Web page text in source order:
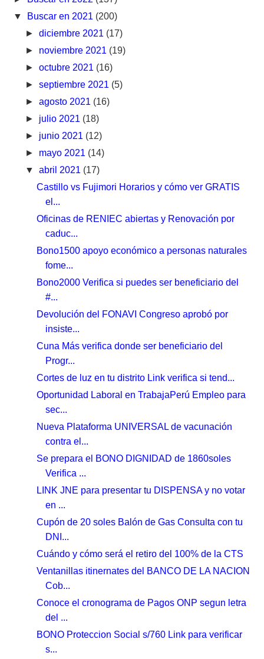
▼ Buscar en 2021 (200)
► diciembre 2021 (17)
► noviembre 2021 (19)
► octubre 2021 (16)
► septiembre 2021 (5)
► agosto 2021 (16)
► julio 2021 (18)
► junio 2021 (12)
► mayo 2021 (14)
▼ abril 2021 (17)
Castillo vs Fujimori Horarios y cómo ver GRATIS
el...
Oficinas de RENIEC abiertas y Renovación por
caduc...
Bono1500 apoyo económico a personas naturales
fome...
Bono2000 Verifica si puedes ser beneficiario del
#...
Devolución del FONAVI Congreso aprobó por
insiste...
Cuna Más verifica donde ser beneficiario del
Progr...
Cortes de luz en tu distrito Link verifica si tend...
Oportunidad Laboral en TrabajaPerú Empleo para
sec...
Nueva Plataforma UNIVERSAL de vacunación
contra el...
Se prepara el BONO DIGNIDAD de 1860soles
Verifica ...
LINK JNE para presentar tu DISPENSA y no votar
en ...
Cupón de 20 soles Balón de Gas Consulta con tu
DNI...
Cuándo y cómo será el retiro del 100% de la CTS
Ventanillas itinernates del BANCO DE LA NACION
Cob...
Conoce el cronograma de Pagos ONP segun letra
del ...
BONO Proteccion Social s/760 Link para verificar
s...